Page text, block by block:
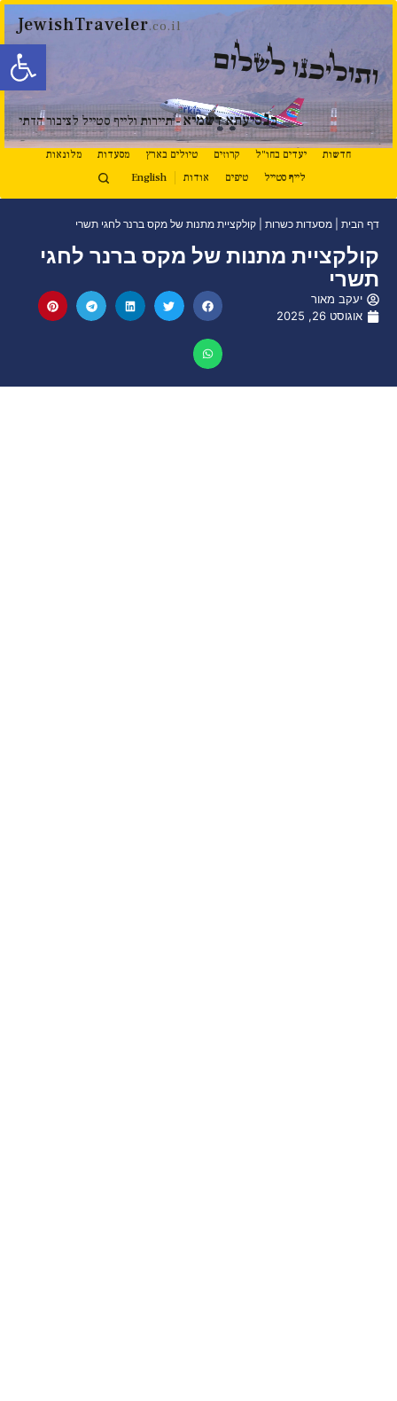
פתח
JewishTraveler.co.il
ותוליכנו לשלום
בנסיעתא דשמיא- תיירות ולייף סטייל לציבור הדתי
חדשות יעדים בחו"ל קרוזים טיולים בארץ מסעדות
מלונאות
לייף סטייל
טיפים אודות English
דף הבית מסעדות כשרות קולקציית מתנות של מקס ברנר לחגי תשרי
קולקציית מתנות של מקס ברנר לחגי
תשרי
יעקב מאור
אוגוסט 26, 2025